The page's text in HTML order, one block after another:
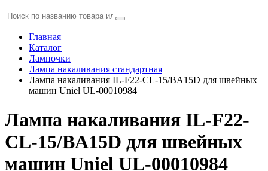
Главная
Каталог
Лампочки
Лампа накаливания стандартная
Лампа накаливания IL-F22-CL-15/BA15D для швейных
машин Uniel UL-00010984
Лампа накаливания IL-F22-
CL-15/BA15D для швейных
машин Uniel UL-00010984